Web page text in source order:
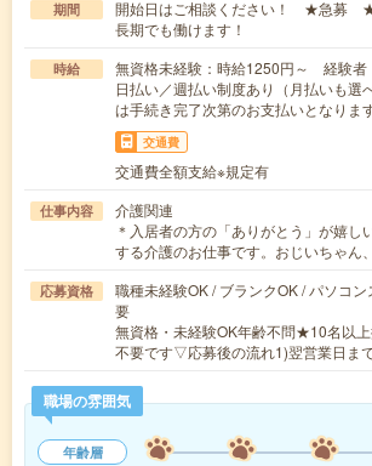
期間
開始日はご相談ください！ ★急募 ★
長期でも働けます！
時給
無資格未経験：時給1250円～ 経験
日払い／週払い制度あり（月払いも選
は手続き完了次第のお支払いとなります
交通費
交通費全額支給※規定有
仕事内容
介護関連
＊入居者の方の「ありがとう」が嬉し
する介護のお仕事です。おじいちゃん
応募資格
職種未経験OK / ブランクOK / パソコ
要
無資格・未経験OK年齢不問★10名以
不要です▽応募後の流れ1)翌営業日ま
職場の雰囲気
年齢層